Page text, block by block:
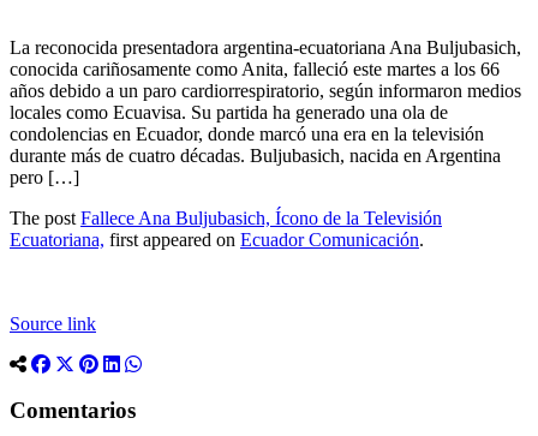
La reconocida presentadora argentina-ecuatoriana Ana Buljubasich,
conocida cariñosamente como Anita, falleció este martes a los 66
años debido a un paro cardiorrespiratorio, según informaron medios
locales como Ecuavisa. Su partida ha generado una ola de
condolencias en Ecuador, donde marcó una era en la televisión
durante más de cuatro décadas. Buljubasich, nacida en Argentina
pero […]
The post Fallece Ana Buljubasich, Ícono de la Televisión
Ecuatoriana, first appeared on Ecuador Comunicación.
Source link
Comentarios